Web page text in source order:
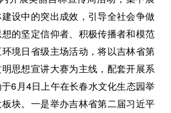
设中的突出成效，引导全社会争做
的坚定信仰者、积极传播者和模范
境日省级主场活动，将以吉林省第
思想宣讲大赛为主线，配套开展系
6月4日上午在长春水文化生态园举
块。一是举办吉林省第二届习近平